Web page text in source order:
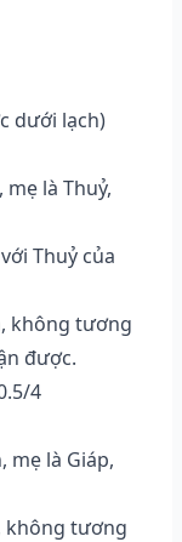
dưới lạch)
là Thuỷ,
Thuỷ của
không tương
được.
4
mẹ là Giáp,
không tương